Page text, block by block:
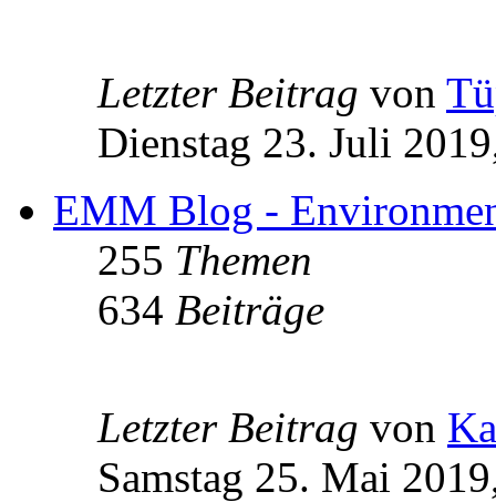
Letzter Beitrag von
Dienstag 23. Juli
EMM Blog -
255 Themen
634 Beiträge
Letzter Beitrag von
Samstag 25. Mai